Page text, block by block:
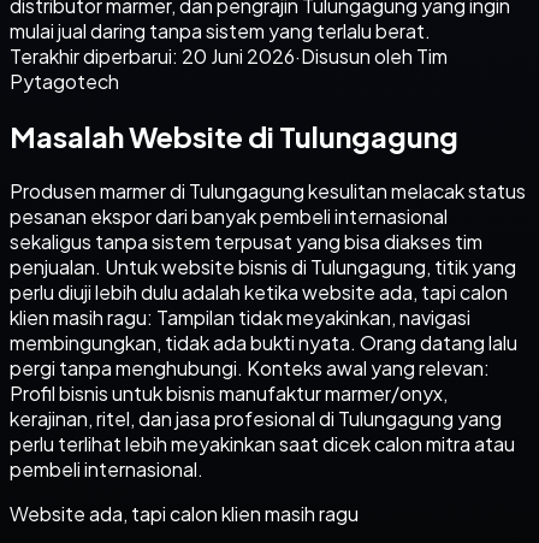
distributor marmer, dan pengrajin Tulungagung yang ingin
mulai jual daring tanpa sistem yang terlalu berat.
Terakhir diperbarui: 20 Juni 2026·Disusun oleh Tim
Pytagotech
Masalah Website di Tulungagung
Produsen marmer di Tulungagung kesulitan melacak status
pesanan ekspor dari banyak pembeli internasional
sekaligus tanpa sistem terpusat yang bisa diakses tim
penjualan. Untuk website bisnis di Tulungagung, titik yang
perlu diuji lebih dulu adalah ketika website ada, tapi calon
klien masih ragu: Tampilan tidak meyakinkan, navigasi
membingungkan, tidak ada bukti nyata. Orang datang lalu
pergi tanpa menghubungi. Konteks awal yang relevan:
Profil bisnis untuk bisnis manufaktur marmer/onyx,
kerajinan, ritel, dan jasa profesional di Tulungagung yang
perlu terlihat lebih meyakinkan saat dicek calon mitra atau
pembeli internasional.
Website ada, tapi calon klien masih ragu